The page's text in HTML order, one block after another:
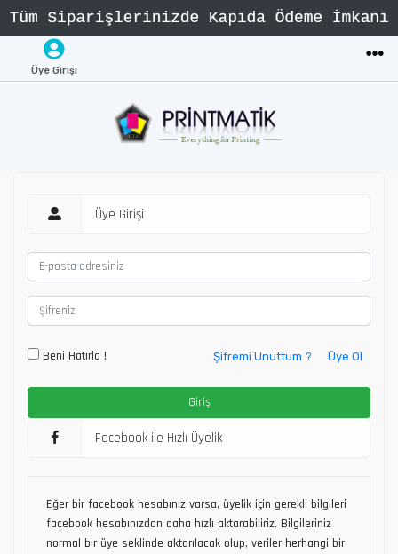
Üye Girişi
Üye Girişi
Beni Hatırla ! Üye Ol
Şifremi Unuttum ?
Facebook ile Hızlı Üyelik
Eğer bir facebook hesabınız varsa, üyelik için gerekli bilgileri
facebook hesabınızdan daha hızlı aktarabiliriz. Bilgileriniz
normal bir üye seklinde aktarılacak olup, veriler herhangi bir